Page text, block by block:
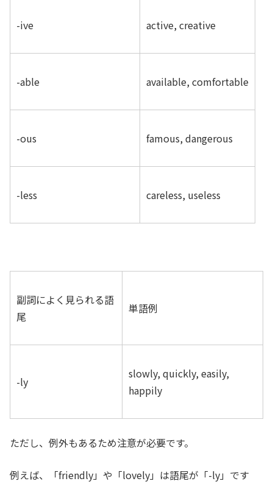
-ive active, creative
-able available, comfortable
-ous famous, dangerous
-less careless, useless
副詞によく見られる語
尾
単語例
-ly
slowly, quickly, easily,
happily
ただし、例外もあるため注意が必要です。
例えば、「friendly」や「lovely」は語尾が「-ly」です